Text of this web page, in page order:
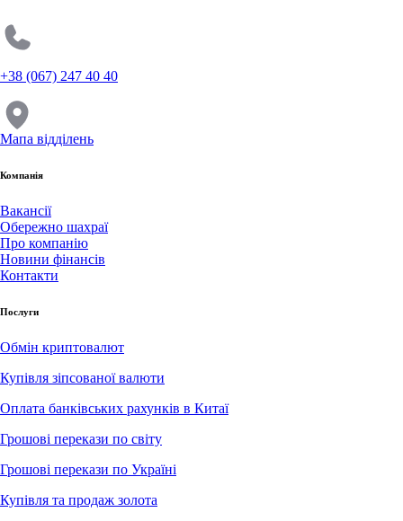
+38 (067) 247 40 40
Мапа відділень
Компанія
Вакансії
Обережно шахраї
Про компанію
Новини фінансів
Контакти
Послуги
Обмін криптовалют
Купівля зіпсованої валюти
Оплата банківських рахунків в Китаї
Грошові перекази по світу
Грошові перекази по Україні
Купівля та продаж золота